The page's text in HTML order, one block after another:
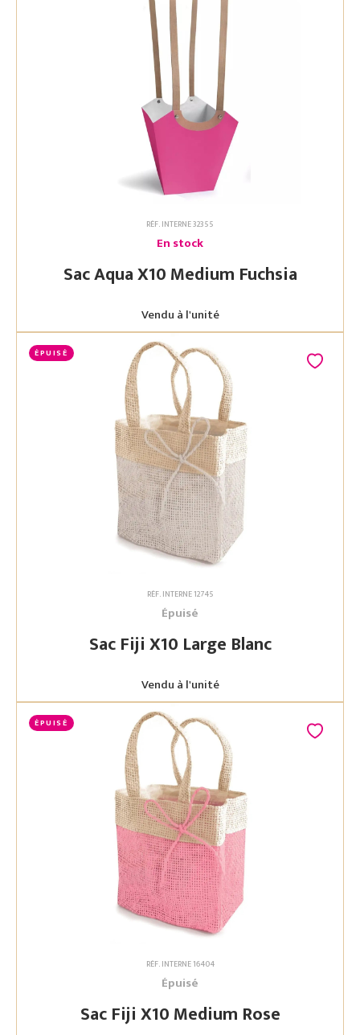
RÉF. INTERNE 32355
En stock
Sac Aqua X10 Medium Fuchsia
Vendu à l'unité
ÉPUISÉ
RÉF. INTERNE 12745
Épuisé
Sac Fiji X10 Large Blanc
Vendu à l'unité
ÉPUISÉ
RÉF. INTERNE 16404
Épuisé
Sac Fiji X10 Medium Rose